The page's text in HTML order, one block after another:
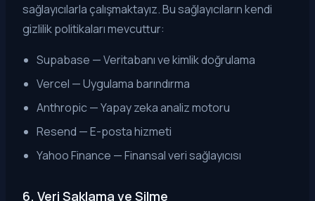
sağlayıcılarla çalışmaktayız. Bu sağlayıcıların kendi
gizlilik politikaları mevcuttur:
Supabase — Veritabanı ve kimlik doğrulama
Vercel — Uygulama barındırma
Anthropic — Yapay zeka analiz motoru
Resend — E-posta hizmeti
Yahoo Finance — Finansal veri sağlayıcısı
6. Veri Saklama ve Silme